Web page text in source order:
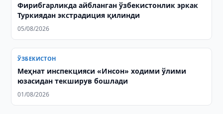
Фирибгарликда айбланган ўзбекистонлик эркак
Туркиядан экстрадиция қилинди
05/08/2026
ЎЗБЕКИСТОН
Меҳнат инспекцияси «Инсон» ходими ўлими
юзасидан текширув бошлади
01/08/2026